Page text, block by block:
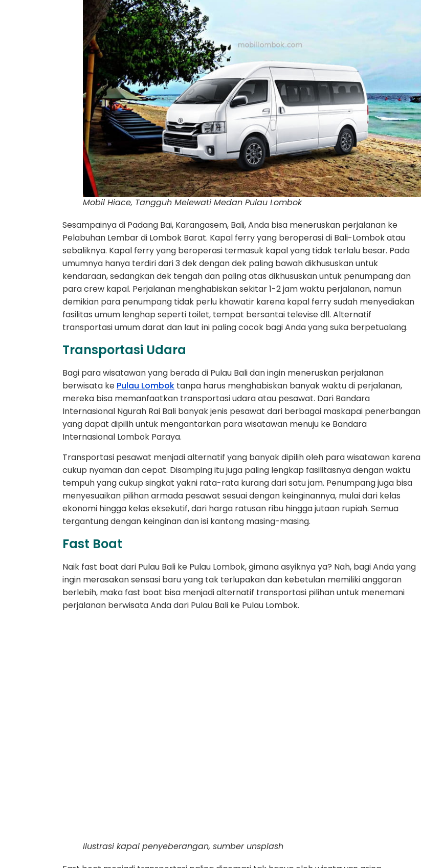
Mobil Hiace, Tangguh Melewati Medan Pulau Lombok
Sesampainya di Padang Bai, Karangasem, Bali, Anda bisa meneruskan perjalanan ke
Pelabuhan Lembar di Lombok Barat. Kapal ferry yang beroperasi di Bali-Lombok atau
sebaliknya. Kapal ferry yang beroperasi termasuk kapal yang tidak terlalu besar. Pada
umumnya hanya terdiri dari 3 dek dengan dek paling bawah dikhususkan untuk
kendaraan, sedangkan dek tengah dan paling atas dikhususkan untuk penumpang dan
para crew kapal. Perjalanan menghabiskan sekitar 1-2 jam waktu perjalanan, namun
demikian para penumpang tidak perlu khawatir karena kapal ferry sudah menyediakan
fasilitas umum lenghap seperti toilet, tempat bersantai televise dll. Alternatif
transportasi umum darat dan laut ini paling cocok bagi Anda yang suka berpetualang.
Transportasi Udara
Bagi para wisatawan yang berada di Pulau Bali dan ingin meneruskan perjalanan
berwisata ke Pulau Lombok tanpa harus menghabiskan banyak waktu di perjalanan,
mereka bisa memanfaatkan transportasi udara atau pesawat. Dari Bandara
Internasional Ngurah Rai Bali banyak jenis pesawat dari berbagai maskapai penerbangan
yang dapat dipilih untuk mengantarkan para wisatawan menuju ke Bandara
Internasional Lombok Paraya.
Transportasi pesawat menjadi alternatif yang banyak dipilih oleh para wisatawan karena
cukup nyaman dan cepat. Disamping itu juga paling lengkap fasilitasnya dengan waktu
tempuh yang cukup singkat yakni rata-rata kurang dari satu jam. Penumpang juga bisa
menyesuaikan pilihan armada pesawat sesuai dengan keinginannya, mulai dari kelas
ekonomi hingga kelas eksekutif, dari harga ratusan ribu hingga jutaan rupiah. Semua
tergantung dengan keinginan dan isi kantong masing-masing.
Fast Boat
Naik fast boat dari Pulau Bali ke Pulau Lombok, gimana asyiknya ya? Nah, bagi Anda yang
ingin merasakan sensasi baru yang tak terlupakan dan kebetulan memiliki anggaran
berlebih, maka fast boat bisa menjadi alternatif transportasi pilihan untuk menemani
perjalanan berwisata Anda dari Pulau Bali ke Pulau Lombok.
Ilustrasi kapal penyeberangan, sumber unsplash